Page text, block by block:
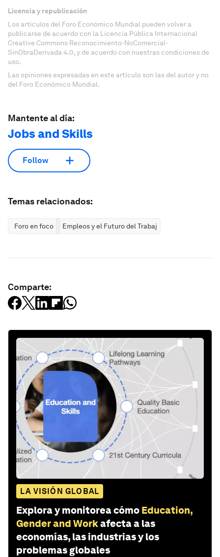
Licencia y republicación
Los artículos del Foro Económico Mundial pueden volver a
publicarse de acuerdo con la Licencia Pública Internacional
Creative Commons Reconocimiento-NoComercial-
SinObraDerivada 4.0, y de acuerdo con nuestras condiciones de
uso.
Las opiniones expresadas en este artículo son las del autor y no
del Foro Económico Mundial.
Mantente al día:
Jobs and Skills
Follow
Temas relacionados:
Foro en foco Empleos y el Futuro del Trabajo
Comparte:
LA VISIÓN GLOBAL
Explora y monitorea cómo Education,
Gender and Workafecta a las
economías, las industrias y los
problemas globales